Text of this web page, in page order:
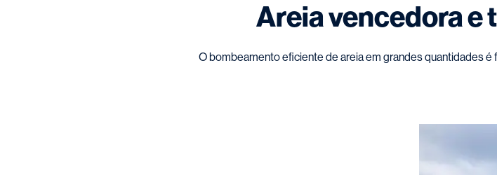
Areia vencedora e
O bombeamento eficiente de areia em grandes quantidades é